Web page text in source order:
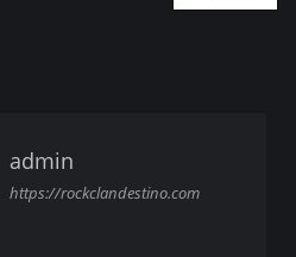
admin
https://rockclandestino.com